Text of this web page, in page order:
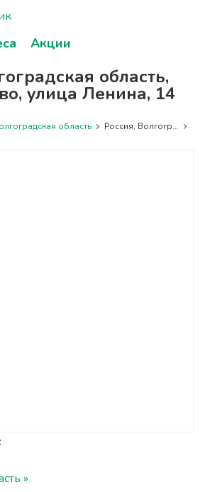
Акции
область,
улица Ленина, 14
область Россия, Волгогр...
»